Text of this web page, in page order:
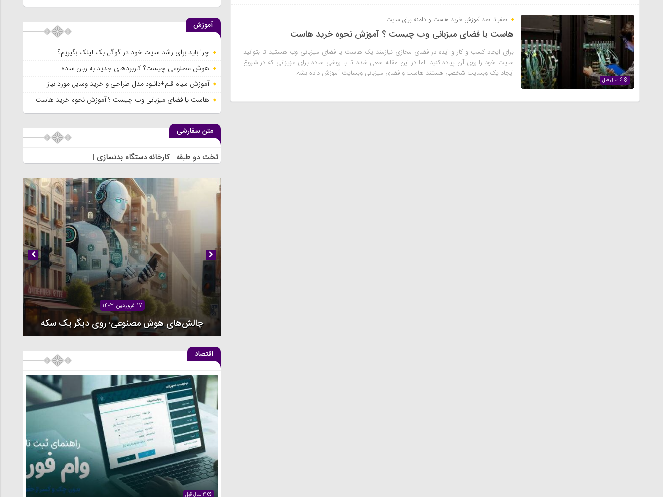
صفر تا صد آموزش خرید هاست و دامنه برای سایت
هاست یا فضای میزبانی وب چیست ؟ آموزش نحوه خرید هاست
برای ایجاد کسب و کار و ایده در فضای مجازی نیازمند یک هاست یا فضای میزبانی وب هستید تا بتوانید
سایت خود را روی آن پیاده کنید. اما در این مقاله سعی شده تا با روشی ساده برای عزیزانی که در شروع
ایجاد یک وبسایت شخصی هستند هاست و فضای میزبانی وبسایت آموزش داده بشه.
آموزش
چرا باید برای رشد سایت خود در گوگل بک لینک بگیریم؟
هوش مصنوعی چیست؟ کاربردهای جدید به زبان ساده
آموزش سیاه قلم+دانلود مدل طراحی و خرید وسایل مورد نیاز
هاست یا فضای میزبانی وب چیست ؟ آموزش نحوه خرید هاست
متن سفارشی
تخت دو طبقه | کارخانه دستگاه بدنسازی |
17 فروردین 1403
چالش‌های هوش مصنوعی؛ روی دیگر یک سکه
معماری ایرانی اسلامی؛ نگاهی به آرامش خدامحور در
معماری
اقتصاد